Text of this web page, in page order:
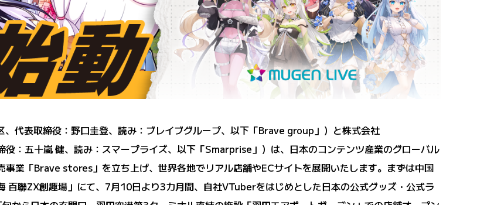
代表取締役：野口圭登、読み：ブレイブグループ、以下「Brave group」）と株式会社
：五十嵐 健、読み：スマープライズ、以下「Smarprise」）は、日本のコンテンツ産業のグローバル
事業「Brave stores」を立ち上げ、世界各地でリアル店舗やECサイトを展開いたします。まずは中国
百聯ZX創趣場」にて、7月10日より3カ月間、自社VTuberをはじめとした日本の公式グッズ・公式ラ